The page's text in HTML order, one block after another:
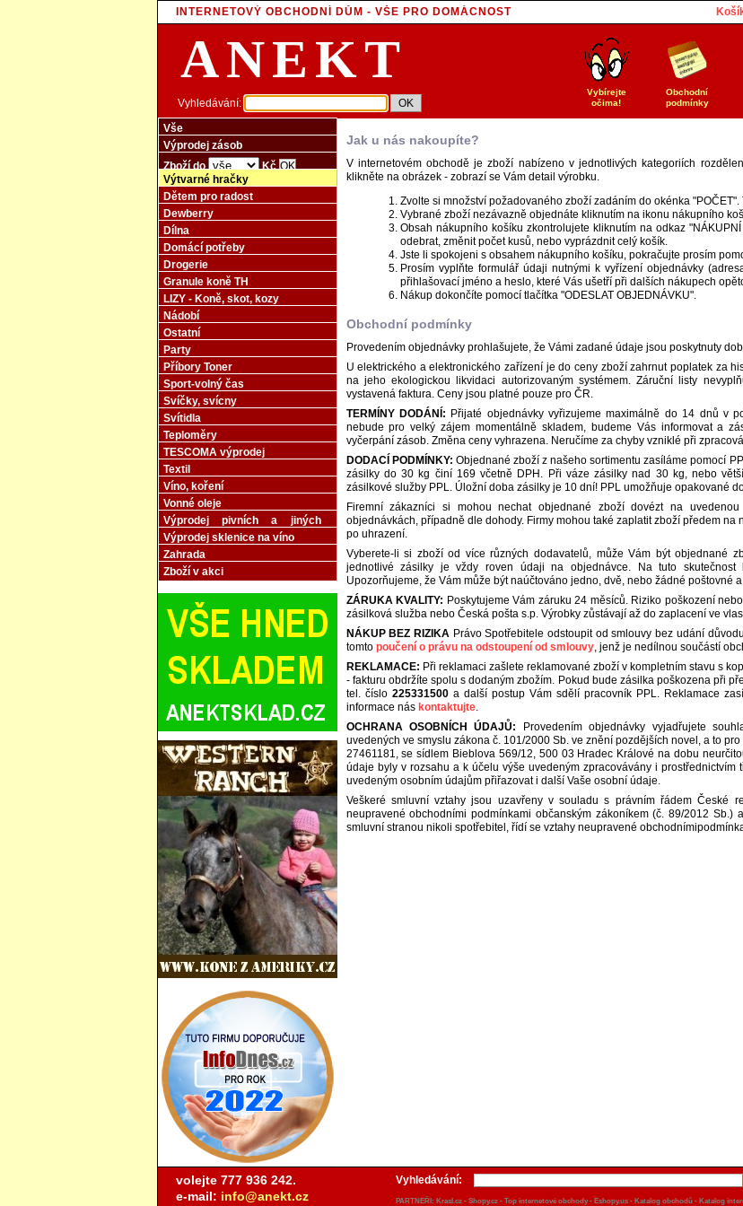
INTERNETOVÝ OBCHODNÍ DŮM - VŠE PRO DOMÁCNOST
ANEKT
Vyhledávání:
Obchodní
podmínky
Vybírejte
očima!
Vše
Výprodej zásob
Zboží do
Kč
Výtvarné hračky
Dětem pro radost
Dewberry
Dílna
Domácí potřeby
Drogerie
Granule koně TH
LIZY - Koně, skot, kozy
Nádobí
Ostatní
Party
Příbory Toner
Sport-volný čas
Svíčky, svícny
Svítidla
Teploměry
TESCOMA výprodej
Textil
Víno, koření
Vonné oleje
Výprodej pivních a jiných
sklenic
Výprodej sklenice na víno
Zahrada
Zboží v akci
Jak u nás nakoupíte?
V internetovém obchodě je zboží nabízeno v jednotlivých kategoriích
klikněte na obrázek - zobrazí se Vám detail výrobku.
Zvolte si množství požadovaného zboží zadáním do okénka
Vybrané zboží nezávazně objednáte kliknutím na ikonu nákupního
Obsah nákupního košíku zkontrolujete kliknutím na odkaz
odebrat, změnit počet kusů, nebo vyprázdnit celý košík.
Jste li spokojeni s obsahem nákupního košíku, pokračujte prosím
Prosím vyplňte formulář údaji nutnými k vyřízení objednávky
přihlašovací jméno a heslo, které Vás ušetří při dalších nákupech
Nákup dokončíte pomocí tlačítka "ODESLAT OBJEDNÁVKU".
Obchodní podmínky
Provedením objednávky prohlašujete, že Vámi zadané údaje jsou poskytnuty
U elektrického a elektronického zařízení je do ceny zboží zahrnut poplatek za
na jeho ekologickou likvidaci autorizovaným systémem. Záruční listy
vystavená faktura. Ceny jsou platné pouze pro ČR.
TERMÍNY DODÁNÍ: Přijaté objednávky vyřizujeme maximálně do 14 dnů v
nebude pro velký zájem momentálně skladem, budeme Vás informovat a
vyčerpání zásob. Změna ceny vyhrazena. Neručíme za chyby vzniklé při
DODACÍ PODMÍNKY: Objednané zboží z našeho sortimentu zasíláme pomocí
zásilky do 30 kg činí 169 včetně DPH. Při váze zásilky nad 30 kg, nebo
zásilkové služby PPL. Úložní doba zásilky je 10 dní! PPL umožňuje opakované
Firemní zákazníci si mohou nechat objednané zboží dovézt na
objednávkách, případně dle dohody. Firmy mohou také zaplatit zboží předem
po uhrazení.
Vyberete-li si zboží od více různých dodavatelů, může Vám být objednané
jednotlivé zásilky je vždy roven údaji na objednávce. Na tuto skutečnost
Upozorňujeme, že Vám může být naúčtováno jedno, dvě, nebo žádné poštovné
ZÁRUKA KVALITY: Poskytujeme Vám záruku 24 měsíců. Riziko poškození
zásilková služba nebo Česká pošta s.p. Výrobky zůstávají až do zaplacení ve
NÁKUP BEZ RIZIKAPrávo Spotřebitele odstoupit od smlouvy bez udání
tomto poučení o právu na odstoupení od smlouvy, jenž je nedílnou součástí
REKLAMACE: Při reklamaci zašlete reklamované zboží v kompletním stavu s
- fakturu obdržíte spolu s dodaným zbožím. Pokud bude zásilka poškozena při
tel. číslo 225331500a další postup Vám sdělí pracovník PPL. Reklamace
informace nás kontaktujte.
OCHRANA OSOBNÍCH ÚDAJŮ:
Provedením objednávky vyjadřujete
uvedených ve smyslu zákona č. 101/2000 Sb. ve znění pozdějších novel, a to
27461181, se sídlem Bieblova 569/12, 500 03 Hradec Králové na dobu
údaje byly v rozsahu a k účelu výše uvedeným zpracovávány i
uvedeným osobním údajům přiřazovat i další Vaše osobní údaje.
Veškeré smluvní vztahy jsou uzavřeny v souladu s právním řádem České
neupravené obchodními podmínkami občanským zákoníkem (č. 89/2012
smluvní stranou nikoli spotřebitel, řídí se vztahy neupravené
volejte 777 936 242.
e-mail: info@anekt.cz
Vyhledávání:
PARTNEŘI: Krasl.cz- Shopy.cz- Top internetové obchody- Eshopy.us- Katalog obchodů- Katalog